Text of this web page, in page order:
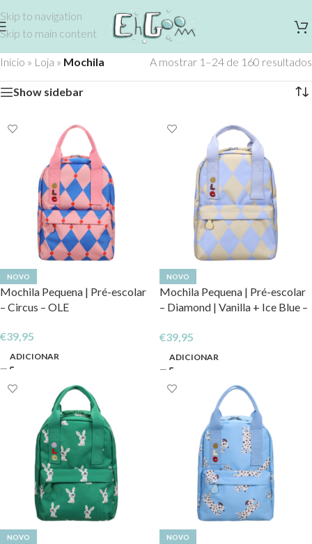
Skip to navigation
Skip to main content
Início » Loja » Mochila A mostrar 1–24 de 160 resultados
Show sidebar
NOVO
Mochila Pequena | Pré-escolar
– Circus – OLE
€39,95
ADICIONAR
NOVO
Mochila Pequena | Pré-escolar
– Diamond | Vanilla + Ice Blue –
€39,95
ADICIONAR
NOVO NOVO